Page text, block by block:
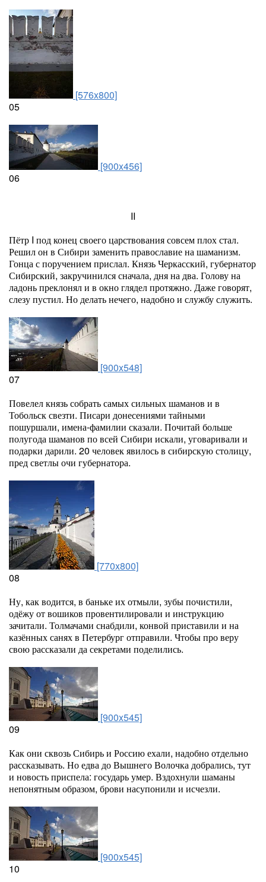
[576x800]
05
[900x456]
06
II
Пётр I под конец своего царствования совсем плох стал.
Решил он в Сибири заменить православие на шаманизм.
Гонца с поручением прислал. Князь Черкасский, губернатор
Сибирский, закручинился сначала, дня на два. Голову на
ладонь преклонял и в окно глядел протяжно. Даже говорят,
слезу пустил. Но делать нечего, надобно и службу служить.
[900x548]
07
Повелел князь собрать самых сильных шаманов и в
Тобольск свезти. Писари донесениями тайными
пошуршали, имена-фамилии сказали. Почитай больше
полугода шаманов по всей Сибири искали, уговаривали и
подарки дарили. 20 человек явилось в сибирскую столицу,
пред светлы очи губернатора.
[770x800]
08
Ну, как водится, в баньке их отмыли, зубы почистили,
одёжу от вошиков провентилировали и инструкцию
зачитали. Толмачами снабдили, конвой приставили и на
казённых санях в Петербург отправили. Чтобы про веру
свою рассказали да секретами поделились.
[900x545]
09
Как они сквозь Сибирь и Россию ехали, надобно отдельно
рассказывать. Но едва до Вышнего Волочка добрались, тут
и новость приспела: государь умер. Вздохнули шаманы
непонятным образом, брови насупонили и исчезли.
[900x545]
10